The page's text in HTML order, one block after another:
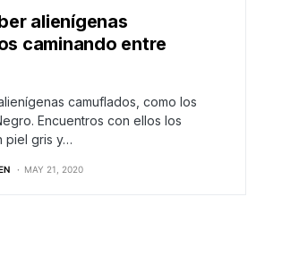
alienígenas
caminando entre
camuflados, como los
Encuentros con ellos los
piel gris y…
MAY 21, 2020